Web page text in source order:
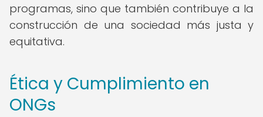
programas, sino que también contribuye a la
construcción de una sociedad más justa y
equitativa.
Ética y Cumplimiento en
ONGs